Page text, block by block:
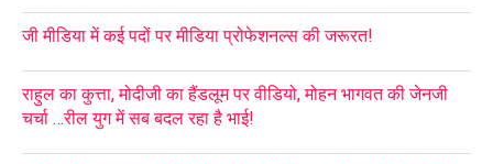
जी मीडिया में कई पदों पर मीडिया प्रोफेशनल्स की जरूरत!
राहुल का कुत्ता, मोदीजी का हैंडलूम पर वीडियो, मोहन भागवत की जेनजी
चर्चा …रील युग में सब बदल रहा है भाई!